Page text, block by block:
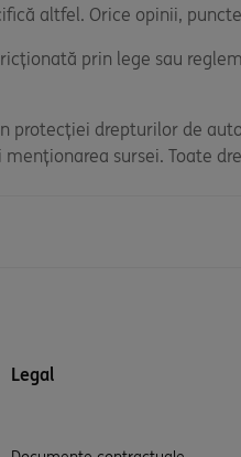
altfel. Orice opinii,
prin lege sau
protecției drepturilor de
menționarea sursei. Toate
Legal